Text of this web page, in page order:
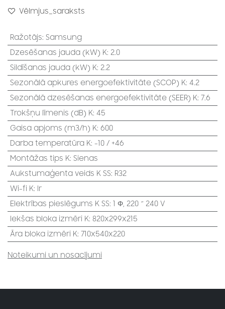
Vēlmjus_saraksts
Ražotājs: Samsung
Dzesēšanas jauda (kW) K: 2.0
Sildīšanas jauda (kW) K: 2.2
Sezonālā apkures energoefektivitāte (SCOP) K: 4.2
Sezonālā dzesēšanas energoefektivitāte (SEER) K: 7.6
Trokšņu līmenis (dB) K: 45
Gaisa apjoms (m3/h) K: 600
Darba temperatūra K: -10 / +46
Montāžas tips K: Sienas
Aukstumaģenta veids K SS: R32
Wi-fi K: Ir
Elektrības pieslēgums K SS: 1 Φ, 220 ~ 240 V
Iekšas bloka izmēri K: 820x299x215
Āra bloka izmēri K: 710x540x220
Noteikumi un nosacījumi